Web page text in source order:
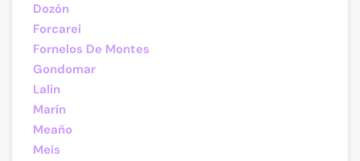
Dozón
Forcarei
Fornelos De Montes
Gondomar
Lalín
Marín
Meaño
Meis